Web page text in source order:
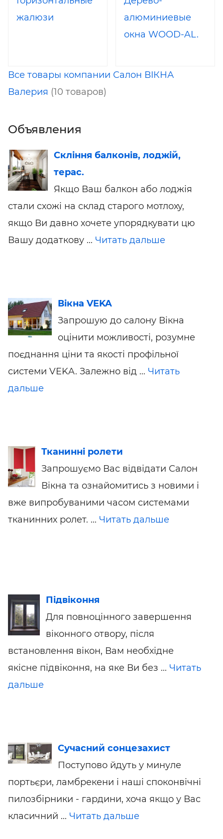
жалюзи
алюминиевые
окна WOOD-AL.
Все товары компании Салон ВIКНА
Валерия (10 товаров)
Объявления
Скління балконів, лоджій,
терас.
Якщо Ваш балкон або лоджія
стали схожі на склад старого мотлоху,
якщо Ви давно хочете упорядкувати цю
Вашу додаткову ... Читать дальше
Вікна VEKA
Запрошую до салону Вiкна
оцінити можливості, розумне
поєднання ціни та якості профільної
системи VEKA. Залежно від ... Читать
дальше
Тканинні ролети
Запрошуємо Вас відвідати Салон
Вікна та ознайомитись з новими і
вже випробуваними часом системами
тканинних ролет. ... Читать дальше
Підвіконня
Для повноцінного завершення
віконного отвору, після
встановлення вікон, Вам необхідне
якісне підвіконня, на яке Ви без ... Читать
дальше
Сучасний сонцезахист
Поступово йдуть у минуле
портьєри, ламбрекени і наші споконвічні
пилозбірники - гардини, хоча якщо у Вас
класичний ... Читать дальше